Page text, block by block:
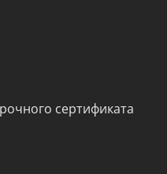
сертификата